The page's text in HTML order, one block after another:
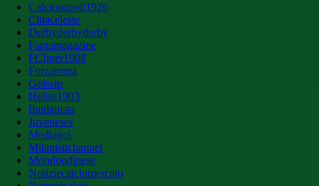
Calcionapoli1926
Cittaceleste
Derbyderbyderby
Fantamagazine
FCInter1908
Forzaroma
Golssip
Hellas1903
Ilmilanista
Juvenews
Mediagol
Milanistichannel
Mondoudinese
Notiziecalciomercato